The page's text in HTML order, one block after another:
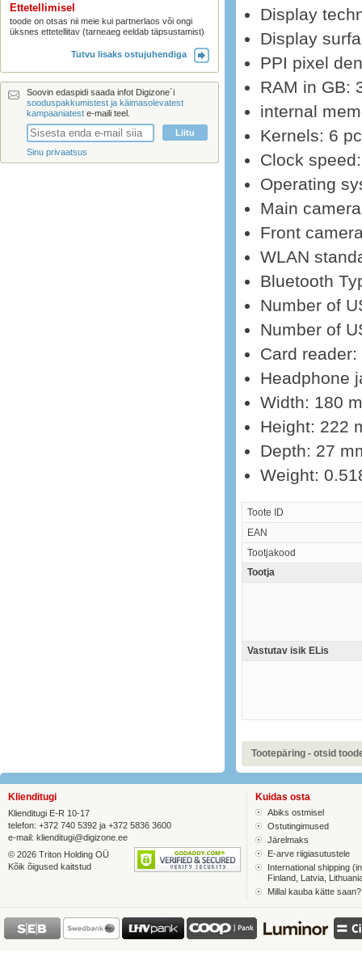
Ettetellimisel
toode on otsas nii meie kui partnerlaos või ongi
üksnes ettetellitav (tarneaeg eeldab täpsustamist)
Tutvu lisaks ostujuhendiga
Soovin edaspidi saada infot Digizone´i
sooduspakkumistest ja käimasolevatest
kampaaniatest e-maili teel.
Sinu privaatsus
Display
Display
PPI pixel
RAM in GB:
internal
Kernels: 6
Clock
Operating
Main
Front
WLAN
Bluetooth
Number of
Number of
Card
Headphone
Width: 180
Height: 222
Depth: 27
Weight:
Toote ID
EAN
Tootjakood
Tootja
Vastutav isik ELis
Tootepäring - otsid
Klienditugi
Klienditugi E-R 10-17
telefon: +372 740 5392 ja +372 5836 3600
e-mail: klienditugi@digizone.ee
© 2026 Triton Holding OÜ
Kõik õigused kaitstud
Kuidas osta
Abiks ostmisel
Ostutingimused
Järelmaks
E-arve riigiasutustele
International shipping
Finland, Latvia,
Millal kauba kätte saan?